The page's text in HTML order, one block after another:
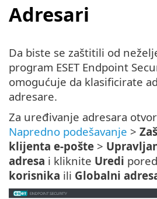
Adresari
Da biste se zaštitili od
program ESET Endpoint
omogućuje da klasificirate
adresare.
Za uređivanje adresara
Napredno podešavanje >
klijenta e-pošte >
adresa i kliknite Uredi
korisnika ili Globalni